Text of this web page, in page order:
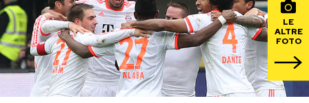
PODCAST
NEWSLETTER
LE
ALTRE
FOTO